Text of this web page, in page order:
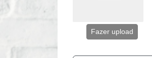
Fazer upload